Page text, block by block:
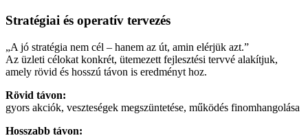
Stratégiai és operatív tervezés
„A jó stratégia nem cél – hanem az út, amin elérjük azt.”
Az üzleti célokat konkrét, ütemezett fejlesztési tervvé alakítjuk,
amely rövid és hosszú távon is eredményt hoz.
Rövid távon:
gyors akciók, veszteségek megszüntetése, működés finomhangolása
Hosszabb távon: